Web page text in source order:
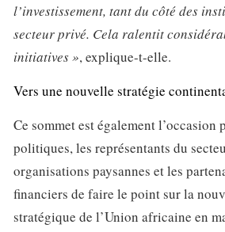
l’investissement, tant du côté des
secteur privé. Cela ralentit
initiatives », explique-t-elle.
Vers une nouvelle stratégie
Ce sommet est également l’occasion
politiques, les représentants du
organisations paysannes et les
financiers de faire le point sur la
stratégique de l’Union africaine en